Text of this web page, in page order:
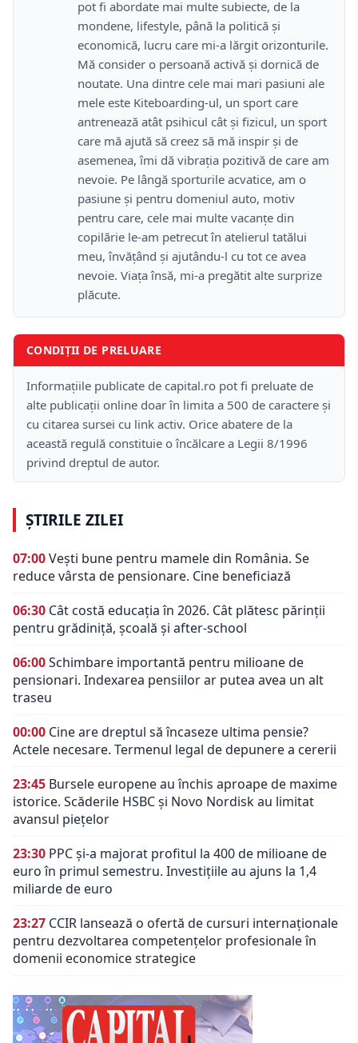
pot fi abordate mai multe subiecte, de la
mondene, lifestyle, până la politică și
economică, lucru care mi-a lărgit orizonturile.
Mă consider o persoană activă și dornică de
noutate. Una dintre cele mai mari pasiuni ale
mele este Kiteboarding-ul, un sport care
antrenează atât psihicul cât și fizicul, un sport
care mă ajută să creez să mă inspir și de
asemenea, îmi dă vibrația pozitivă de care am
nevoie. Pe lângă sporturile acvatice, am o
pasiune și pentru domeniul auto, motiv
pentru care, cele mai multe vacanțe din
copilărie le-am petrecut în atelierul tatălui
meu, învățând și ajutându-l cu tot ce avea
nevoie. Viața însă, mi-a pregătit alte surprize
plăcute.
CONDIȚII DE PRELUARE
Informațiile publicate de capital.ro pot fi preluate de
alte publicații online doar în limita a 500 de caractere și
cu citarea sursei cu link activ. Orice abatere de la
această regulă constituie o încălcare a Legii 8/1996
privind dreptul de autor.
ȘTIRILE ZILEI
07:00Vești bune pentru mamele din România. Se
reduce vârsta de pensionare. Cine beneficiază
06:30 Cât costă educația în 2026. Cât plătesc părinții
pentru grădiniță, școală și after-school
06:00Schimbare importantă pentru milioane de
pensionari. Indexarea pensiilor ar putea avea un alt
traseu
00:00 Cine are dreptul să încaseze ultima pensie?
Actele necesare. Termenul legal de depunere a cererii
23:45 Bursele europene au închis aproape de maxime
istorice. Scăderile HSBC și Novo Nordisk au limitat
avansul piețelor
23:30 PPC și-a majorat profitul la 400 de milioane de
euro în primul semestru. Investițiile au ajuns la 1,4
miliarde de euro
23:27 CCIR lansează o ofertă de cursuri internaționale
pentru dezvoltarea competențelor profesionale în
domenii economice strategice